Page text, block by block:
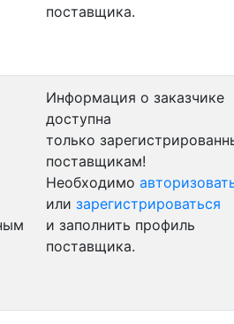
поставщика.
Информация о заказчике
доступна
только
поставщикам!
Необходимо
или зарегистрироваться
и заполнить профиль
поставщика.